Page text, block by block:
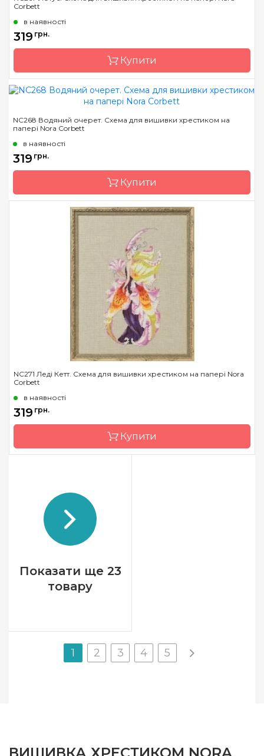
Країна виробник
Розмір
Зашивання
Corbett
в наявності
319 грн.
Купити
Країна виробник
Розмір
Зашивання
NC268 Водяний очерет. Схема для вишивки хрестиком на
папері Nora Corbett
в наявності
319 грн.
Купити
Nora Corbett
Країна виробник
NC271 Леді Кетт. Схема для вишивки хрестиком на папері Nora
Corbett
в наявності
319 грн.
Купити
Країна виробник
Розмір
Зашивання
Показати ще 23
товару
1 2 3 4 5